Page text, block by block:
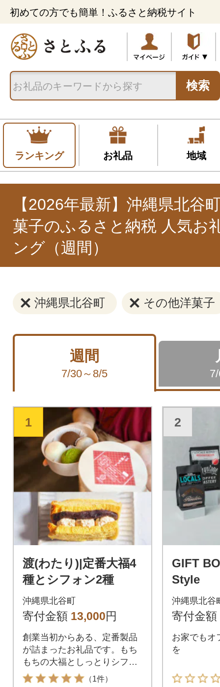
初めての方でも簡単！ふるさと納税サイト
検索
ランキング お礼品 地域
【2026年最新】沖縄県北谷
菓子のふるさと納税 人気お
ング（週間）
沖縄県北谷町 その他洋菓子
週間
7/30～8/5
1
渡(わたり)|定番大福4
種とシフォン2種
沖縄県北谷町
寄付金額 13,000円
創業当初からある、定番製品
が詰まったお礼品です。もち
もちの大福としっとりシフォ
ンの入ったセット。
（1件）
2
GIFT
Style
沖縄県北谷
寄付金額
お家でもオ
を